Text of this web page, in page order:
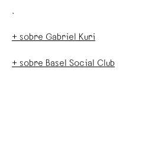
.
+ sobre Gabriel Kuri
+ sobre Basel Social Club